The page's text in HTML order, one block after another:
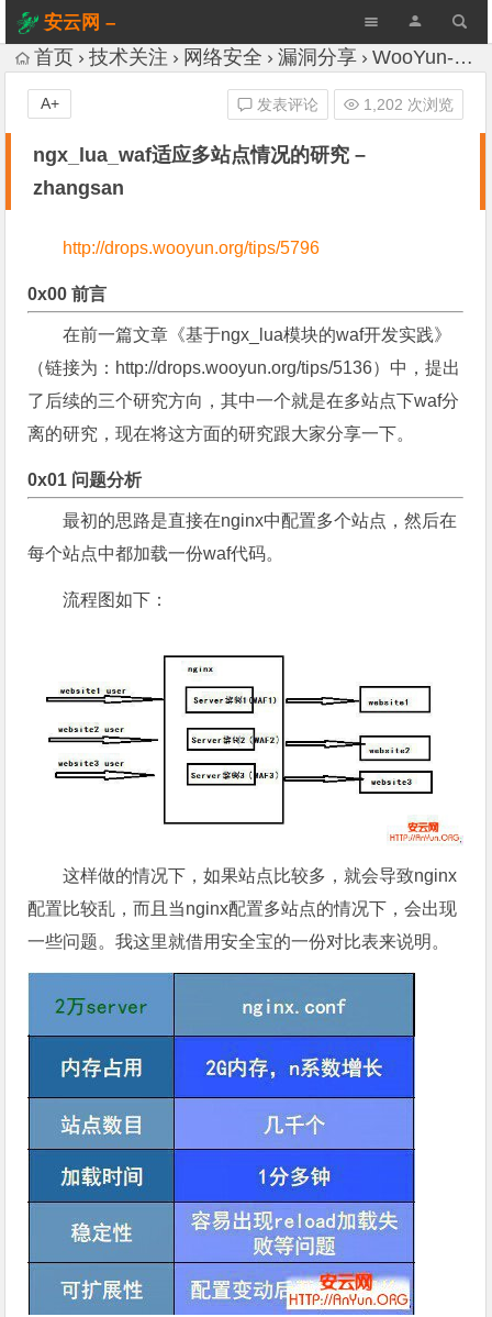
安云网 –
AnYun.ORG
首页 技术关注 网络安全 漏洞分享 WooYun-Drops
ngx_lua_waf适应多站点情况的研究 –
zhangsan
发表评论 1,202 次浏览
A+
http://drops.wooyun.org/tips/5796
0x00 前言
在前一篇文章《基于ngx_lua模块的waf开发实践》
（链接为：http://drops.wooyun.org/tips/5136）中，提出
了后续的三个研究方向，其中一个就是在多站点下waf分
离的研究，现在将这方面的研究跟大家分享一下。
0x01 问题分析
最初的思路是直接在nginx中配置多个站点，然后在
每个站点中都加载一份waf代码。
流程图如下：
这样做的情况下，如果站点比较多，就会导致nginx
配置比较乱，而且当nginx配置多站点的情况下，会出现
一些问题。我这里就借用安全宝的一份对比表来说明。